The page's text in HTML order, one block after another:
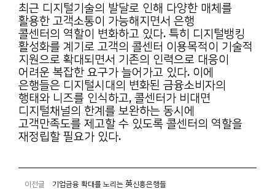
최근 디지털기술의 발달로 인해 다양한 매체를
활용한 고객소통이 가능해지면서 은행
콜센터의 역할이 변화하고 있다. 특히 디지털뱅킹
활성화를 계기로 고객의 콜센터 이용목적이 기술적
지원으로 확대되면서 기존의 인력으로 대응이
어려운 복잡한 요구가 늘어가고 있다. 이에
은행들은 디지털시대의 변화된 금융소비자의
행태와 니즈를 인식하고, 콜센터가 비대면
디지털채널의 한계를 보완하는 동시에
고객만족도를 제고할 수 있도록 콜센터의 역할을
재정립할 필요가 있다.
이전글 기업금융 확대를 노리는 英신흥은행들